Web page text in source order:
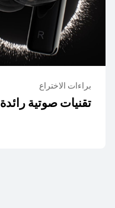
براءات الاختراع
تقنيات صوتية رائدة